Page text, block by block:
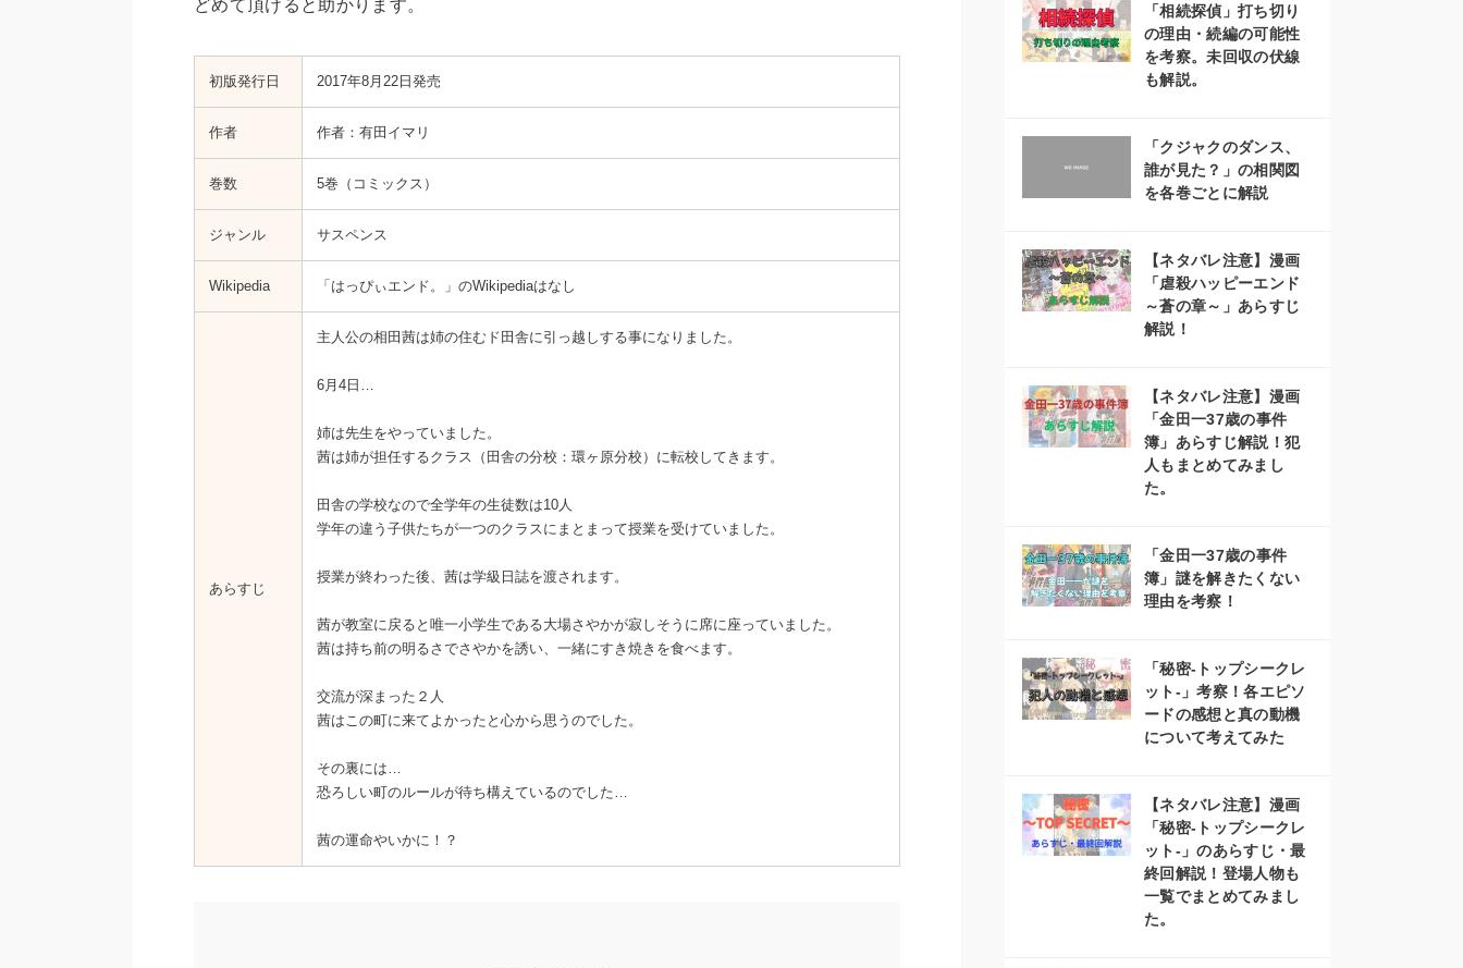
どめて頂けると助かります。
初版発行日 ‎‎‎‎2017年8月22日発売
作者 作者：有田イマリ
巻数 5巻（コミックス）
ジャンル サスペンス
Wikipedia 「はっぴぃエンド。」のWikipediaはなし
あらすじ
主人公の相田茜は姉の住むド田舎に引っ越しする事になりました。
6月4日…
姉は先生をやっていました。
茜は姉が担任するクラス（田舎の分校：環ヶ原分校）に転校してきます。
田舎の学校なので全学年の生徒数は10人
学年の違う子供たちが一つのクラスにまとまって授業を受けていました。
授業が終わった後、茜は学級日誌を渡されます。
茜が教室に戻ると唯一小学生である大場さやかが寂しそうに席に座っていました。
茜は持ち前の明るさでさやかを誘い、一緒にすき焼きを食べます。
交流が深まった２人
茜はこの町に来てよかったと心から思うのでした。
その裏には…
恐ろしい町のルールが待ち構えているのでした…
茜の運命やいかに！？
「相続探偵」打ち切り
の理由・続編の可能性
を考察。未回収の伏線
も解説。
「クジャクのダンス、
誰が見た？」の相関図
を各巻ごとに解説
【ネタバレ注意】漫画
「虐殺ハッピーエンド
～蒼の章～」あらすじ
解説！
【ネタバレ注意】漫画
「金田一37歳の事件
簿」あらすじ解説！犯
人もまとめてみまし
た。
「金田一37歳の事件
簿」謎を解きたくない
理由を考察！
「秘密-トップシークレ
ット-」考察！各エピソ
ードの感想と真の動機
について考えてみた
【ネタバレ注意】漫画
「秘密-トップシークレ
ット-」のあらすじ・最
終回解説！登場人物も
一覧でまとめてみまし
た。